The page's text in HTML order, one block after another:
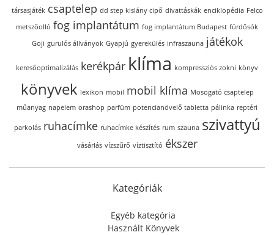
társasjáték csaptelep dd step kislány cipő divattáskák enciklopédia Felco
metszőolló fog implantátum fog implantátum Budapest fürdősók
Goji gurulós állványok Gyapjú gyerekülés infraszauna játékok
keresőoptimalizálás kerékpár klíma kompressziós zokni könyv
könyvek lexikon mobil mobil klíma Mosogató csaptelep
műanyag napelem orashop parfüm potencianövelő tabletta pálinka reptéri
parkolás ruhacímke ruhacímke készítés rum szauna szivattyú
vásárlás vízszűrő víztisztító ékszer
Kategóriák
Egyéb kategória
Használt Könyvek